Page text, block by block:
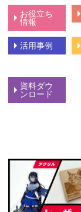
お役立ち
情報
活用事例
資料ダウ
ンロード